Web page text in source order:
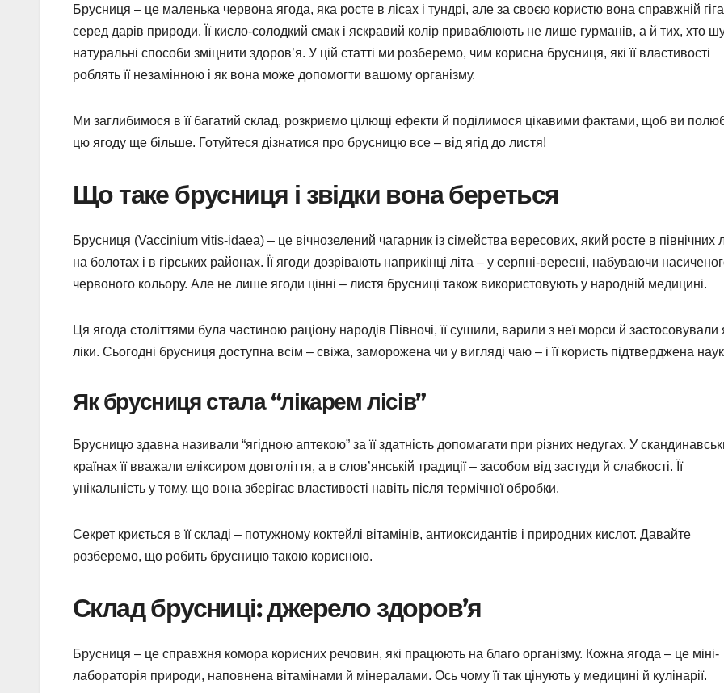
Брусниця – це маленька червона ягода, яка росте в лісах і тундрі, але за своєю користю вона справжній
серед дарів природи. Її кисло-солодкий смак і яскравий колір приваблюють не лише гурманів, а й тих, хто
натуральні способи зміцнити здоров’я. У цій статті ми розберемо, чим корисна брусниця, які її властивості
роблять її незамінною і як вона може допомогти вашому організму.
Ми заглибимося в її багатий склад, розкриємо цілющі ефекти й поділимося цікавими фактами, щоб ви
цю ягоду ще більше. Готуйтеся дізнатися про брусницю все – від ягід до листя!
Що таке брусниця і звідки вона береться
Брусниця (Vaccinium vitis-idaea) – це вічнозелений чагарник із сімейства вересових, який росте в північних
на болотах і в гірських районах. Її ягоди дозрівають наприкінці літа – у серпні-вересні, набуваючи
червоного кольору. Але не лише ягоди цінні – листя брусниці також використовують у народній медицині.
Ця ягода століттями була частиною раціону народів Півночі, її сушили, варили з неї морси й застосовували
ліки. Сьогодні брусниця доступна всім – свіжа, заморожена чи у вигляді чаю – і її користь підтверджена
Як брусниця стала “лікарем лісів”
Брусницю здавна називали “ягідною аптекою” за її здатність допомагати при різних недугах. У
країнах її вважали еліксиром довголіття, а в слов’янській традиції – засобом від застуди й слабкості. Її
унікальність у тому, що вона зберігає властивості навіть після термічної обробки.
Секрет криється в її складі – потужному коктейлі вітамінів, антиоксидантів і природних кислот. Давайте
розберемо, що робить брусницю такою корисною.
Склад брусниці: джерело здоров’я
Брусниця – це справжня комора корисних речовин, які працюють на благо організму. Кожна ягода – це міні-
лабораторія природи, наповнена вітамінами й мінералами. Ось чому її так цінують у медицині й кулінарії.